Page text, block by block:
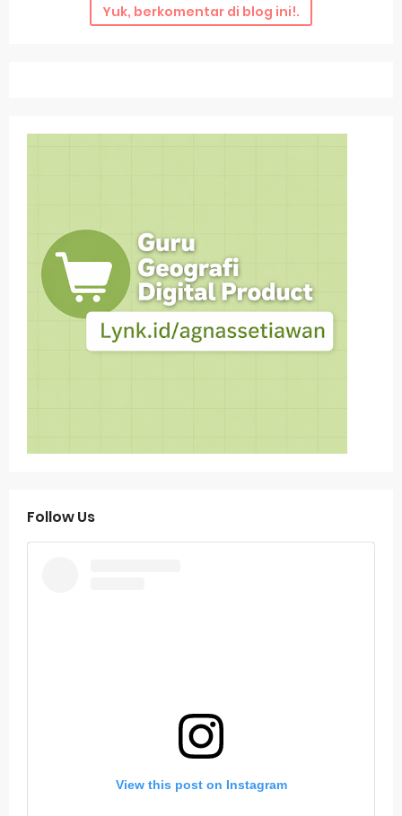
Yuk, berkomentar di blog ini!.
Follow Us
View this post on Instagram